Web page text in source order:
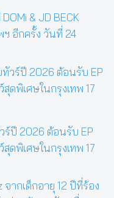
& JD BECK
ฯ อีกครั้ง วันที่ 24
วร์ปี 2026 ต้อนรับ EP
สุดพิเศษในกรุงเทพ 17